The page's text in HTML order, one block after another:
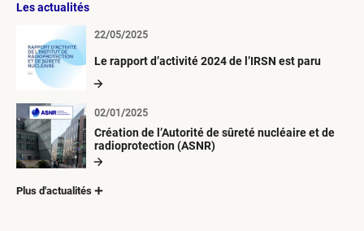
Les actualités
Le rapport d’activité 2024 de l’IRSN est paru
22/05/2025
Création de l’Autorité de sûreté nucléaire et de
radioprotection (ASNR)
02/01/2025
Plus d'actualités